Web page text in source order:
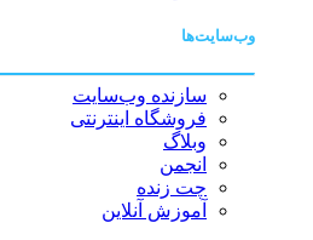
وب‌سایت‌ها
سازنده وب‌سایت
فروشگاه اینترنتی
وبلاگ
انجمن
چت زنده
آموزش آنلاین